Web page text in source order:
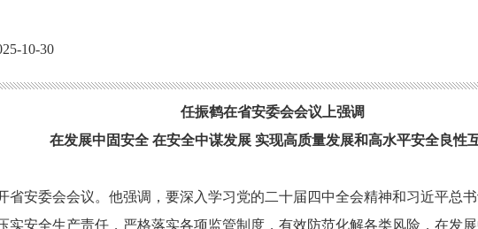
10-30
任振鹤在省安委会会议上强调
在发展中固安全 在安全中谋发展 实现高质量发展和高水平安全良性
省安委会会议。他强调，要深入学习党的二十届四中全会精神和习近平总
实安全生产责任，严格落实各项监管制度，有效防范化解各类风险，在发